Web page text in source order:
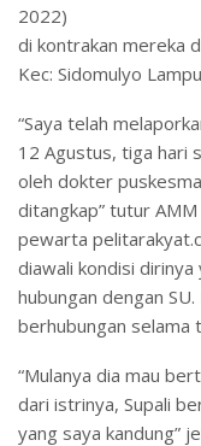
2022)
di kontrakan mereka
Kec: Sidomulyo
“Saya telah
12 Agustus, tiga hari
oleh dokter
ditangkap” tutur
pewarta
diawali kondisi
hubungan dengan
berhubungan selama
“Mulanya dia mau
dari istrinya, Supali
yang saya kandung”